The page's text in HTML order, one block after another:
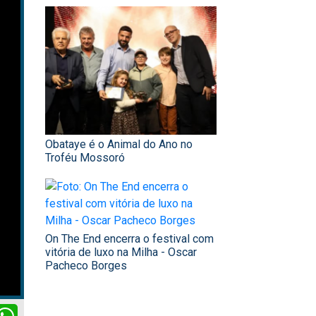
Obataye é o Animal do Ano no
Troféu Mossoró
On The End encerra o festival com
vitória de luxo na Milha - Oscar
Pacheco Borges